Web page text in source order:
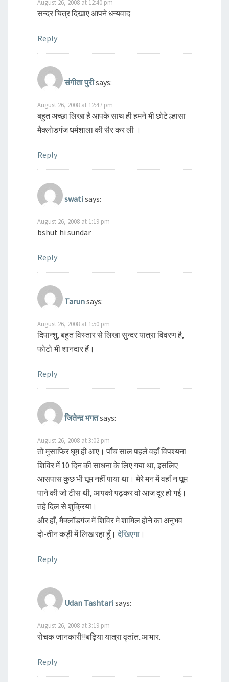
August 26, 2008 at 12:40 pm
सन्दर चित्र दिखाए आपने धन्यवाद
Reply
संगीता पुरीsays:
August 26, 2008 at 12:47 pm
बहुत अच्छा लिखा है आपके साथ ही हमने भी छोटे ल्हासा
मैक्लोडगंज धर्मशाला की सैर कर ली ।
Reply
swatisays:
August 26, 2008 at 1:19 pm
bshut hi sundar
Reply
Tarunsays:
August 26, 2008 at 1:50 pm
दिपान्शु, बहुत विस्तार से लिखा सुन्दर यात्रा विवरण है,
फोटो भी शानदार हैं।
Reply
जितेन्द़ भगतsays:
August 26, 2008 at 3:02 pm
तो मुसाफि‍र घूम ही आए। पॉंच साल पहले वहाँ वि‍पश्‍यना
शि‍वि‍र में 10 दि‍न की साधना के लि‍ए गया था, इसलि‍ए
आसपास कुछ भी घूम नहीं पाया था। मेरे मन में वहॉं न घूम
पाने की जो टीस थी, आपको पढ़कर वो आज दूर हो गई।
तहे दि‍ल से शुक्रि‍या।
और हॉं, मैक्‍लॉडगंज में शि‍वि‍र मे शामि‍ल होने का अनुभव
दो-तीन कड़ी में लि‍ख रहा हूँ। देखि‍एगा ।
Reply
Udan Tashtarisays:
August 26, 2008 at 3:19 pm
रोचक जानकारी!!बढ़िया यात्रा वृतांत..आभार.
Reply